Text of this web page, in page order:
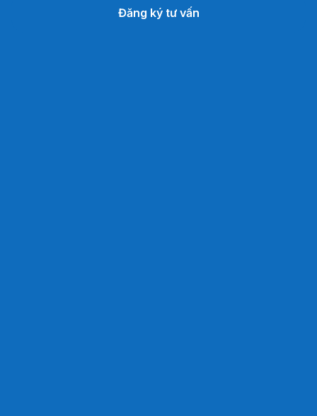
Đăng ký tư vấn